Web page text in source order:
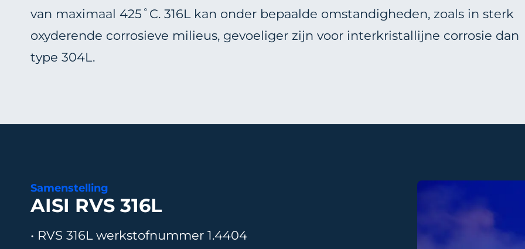
van maximaal 425˚C. 316L kan onder bepaalde omstandigheden, zoals in sterk
oxyderende corrosieve milieus, gevoeliger zijn voor interkristallijne corrosie dan
type 304L.
Samenstelling
AISI RVS 316L
• RVS 316L werkstofnummer 1.4404